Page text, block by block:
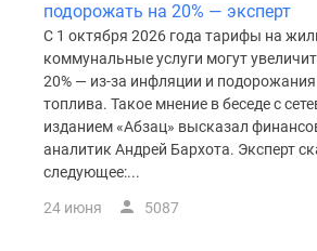
Коттеджные
поселки
водоема
Коттеджные
поселки
ипотеку
подорожать на 20% — эксперт
С 1 октября 2026 года тарифы на
коммунальные услуги могут
20% — из-за инфляции и подорожания
топлива. Такое мнение в беседе с
изданием «Абзац» высказал
аналитик Андрей Бархота. Эксперт
следующее:...
24 июня 5087